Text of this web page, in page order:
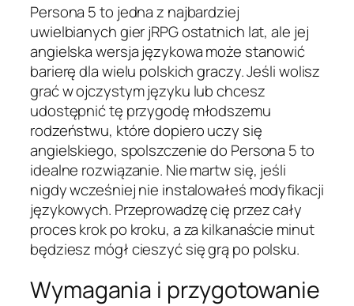
Persona 5 to jedna z najbardziej
uwielbianych gier jRPG ostatnich lat, ale jej
angielska wersja językowa może stanowić
barierę dla wielu polskich graczy. Jeśli wolisz
grać w ojczystym języku lub chcesz
udostępnić tę przygodę młodszemu
rodzeństwu, które dopiero uczy się
angielskiego, spolszczenie do Persona 5 to
idealne rozwiązanie. Nie martw się, jeśli
nigdy wcześniej nie instalowałeś modyfikacji
językowych. Przeprowadzę cię przez cały
proces krok po kroku, a za kilkanaście minut
będziesz mógł cieszyć się grą po polsku.
Wymagania i przygotowanie